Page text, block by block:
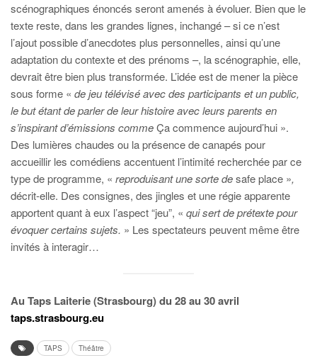
scénographiques énoncés seront amenés à évoluer. Bien que le
texte reste, dans les grandes lignes, inchangé – si ce n’est
l’ajout possible d’anecdotes plus personnelles, ainsi qu’une
adaptation du contexte et des prénoms –, la scénographie, elle,
devrait être bien plus transformée. L’idée est de mener la pièce
sous forme « de jeu télévisé avec des participants et un public,
le but étant de parler de leur histoire avec leurs parents en
s’inspirant d’émissions commeÇa commence aujourd’hui ».
Des lumières chaudes ou la présence de canapés pour
accueillir les comédiens accentuent l’intimité recherchée par ce
type de programme, « reproduisant une sorte desafe place »,
décrit-elle. Des consignes, des jingles et une régie apparente
apportent quant à eux l’aspect “jeu”, « qui sert de prétexte pour
évoquer certains sujets. » Les spectateurs peuvent même être
invités à interagir…
Au Taps Laiterie (Strasbourg) du 28 au 30 avril
taps.strasbourg.eu
TAPS Théâtre